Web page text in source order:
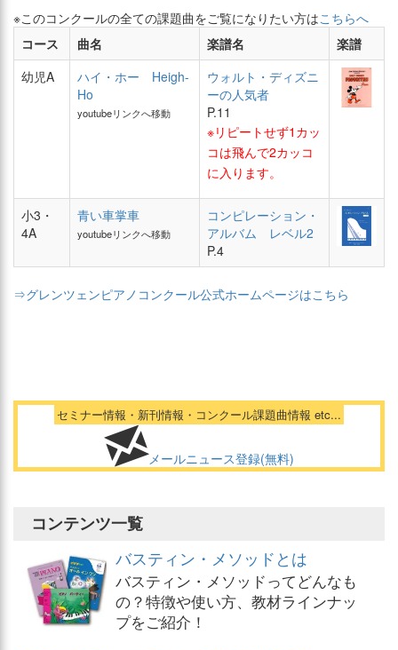
※このコンクールの全ての課題曲をご覧になりたい方はこちらへ
コース
曲名 楽譜名
楽譜
幼児A
ハイ・ホー Heigh-
Ho
youtubeリンクへ移動
ウォルト・ディズニ
ーの人気者
P.11
※リピートせず1カッ
コは飛んで2カッコ
に入ります。
小3・
4A
青い車掌車
youtubeリンクへ移動
コンピレーション・
アルバム レベル2
P.4
⇒グレンツェンピアノコンクール公式ホームページはこちら
セミナー情報・新刊情報・コンクール課題曲情報 etc...
メールニュース登録(無料)
コンテンツ一覧
バスティン・メソッドとは
バスティン・メソッドってどんなも
の？特徴や使い方、教材ラインナッ
プをご紹介！